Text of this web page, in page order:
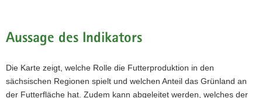
Aussage des Indikators
Die Karte zeigt, welche Rolle die Futterproduktion in den
sächsischen Regionen spielt und welchen Anteil das Grünland an
der Futterfläche hat. Zudem kann abgeleitet werden, welches der